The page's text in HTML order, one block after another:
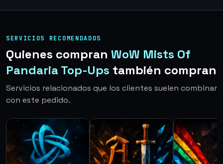
SERVICIOS RECOMENDADOS
Quienes compran WoW Mists Of
Pandaria Top-Ups también compran
Servicios relacionados que los clientes suelen combinar
con este pedido.